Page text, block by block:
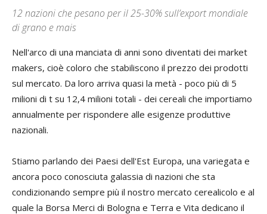
12 nazioni che pesano per il 25-30% sull’export mondiale
di grano e mais
Nell'arco di una manciata di anni sono diventati dei market
makers, cioè coloro che stabiliscono il prezzo dei prodotti
sul mercato. Da loro arriva quasi la metà - poco più di 5
milioni di t su 12,4 milioni totali - dei cereali che importiamo
annualmente per rispondere alle esigenze produttive
nazionali.
Stiamo parlando dei Paesi dell'Est Europa, una variegata e
ancora poco conosciuta galassia di nazioni che sta
condizionando sempre più il nostro mercato cerealicolo e al
quale la Borsa Merci di Bologna e Terra e Vita dedicano il